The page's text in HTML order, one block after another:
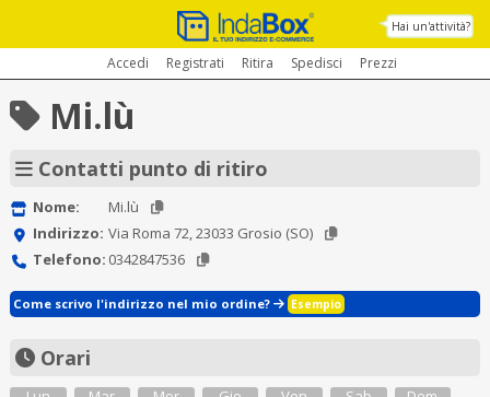
Hai un'attività?
Accedi Registrati Ritira Spedisci Prezzi
Mi.lù
Contatti punto di ritiro
Nome:
Mi.lù
Indirizzo: Via Roma 72, 23033 Grosio (SO)
Telefono: 0342847536
Come scrivo l'indirizzo nel mio ordine? Esempio
Orari